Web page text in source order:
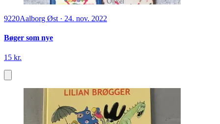
9220Aalborg Øst · 24. nov. 2022
Bøger som nye
15 kr.